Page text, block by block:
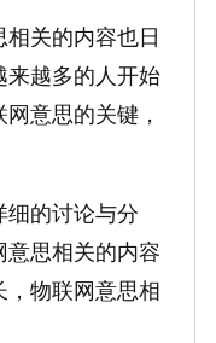
关的内容也日
来越多的人开始
意思的关键，
细的讨论与分
意思相关的内容
物联网意思相